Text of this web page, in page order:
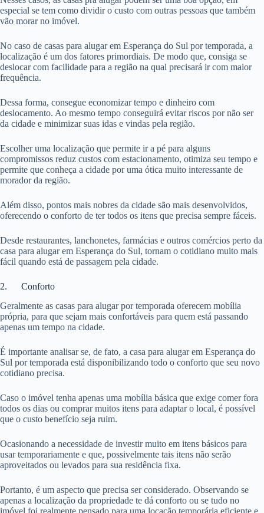
especial se tem como dividir o custo com outras pessoas que também
vão morar no imóvel.
No caso de casas para alugar em Esperança do Sul por temporada, a
localização é um dos fatores primordiais. De modo que, consiga se
deslocar com facilidade para a região na qual precisará ir com maior
frequência.
Dessa forma, consegue economizar tempo e dinheiro com
deslocamento. Ao mesmo tempo conseguirá evitar riscos por não ser
da cidade e minimizar suas idas e vindas pela região.
Escolher uma localização que permite ir a pé para alguns
compromissos reduz custos com estacionamento, otimiza seu tempo e
permite que conheça a cidade por uma ótica muito interessante de
morador da região.
Além disso, pontos mais nobres da cidade são mais desenvolvidos,
oferecendo o conforto de ter todos os itens que precisa sempre fáceis.
Desde restaurantes, lanchonetes, farmácias e outros comércios perto da
casa para alugar em Esperança do Sul, tornam o cotidiano muito mais
fácil quando está de passagem pela cidade.
2. Conforto
Geralmente as casas para alugar por temporada oferecem mobília
própria, para que sejam mais confortáveis para quem está passando
apenas um tempo na cidade.
É importante analisar se, de fato, a casa para alugar em Esperança do
Sul por temporada está disponibilizando todo o conforto que seu novo
cotidiano precisa.
Caso o imóvel tenha apenas uma mobília básica que exige comer fora
todos os dias ou comprar muitos itens para adaptar o local, é possível
que o custo benefício seja ruim.
Ocasionando a necessidade de investir muito em itens básicos para
usar temporariamente e que, possivelmente tais itens não serão
aproveitados ou levados para sua residência fixa.
Portanto, é um aspecto que precisa ser considerado. Observando se
apenas a localização da propriedade te dá conforto ou se tudo no